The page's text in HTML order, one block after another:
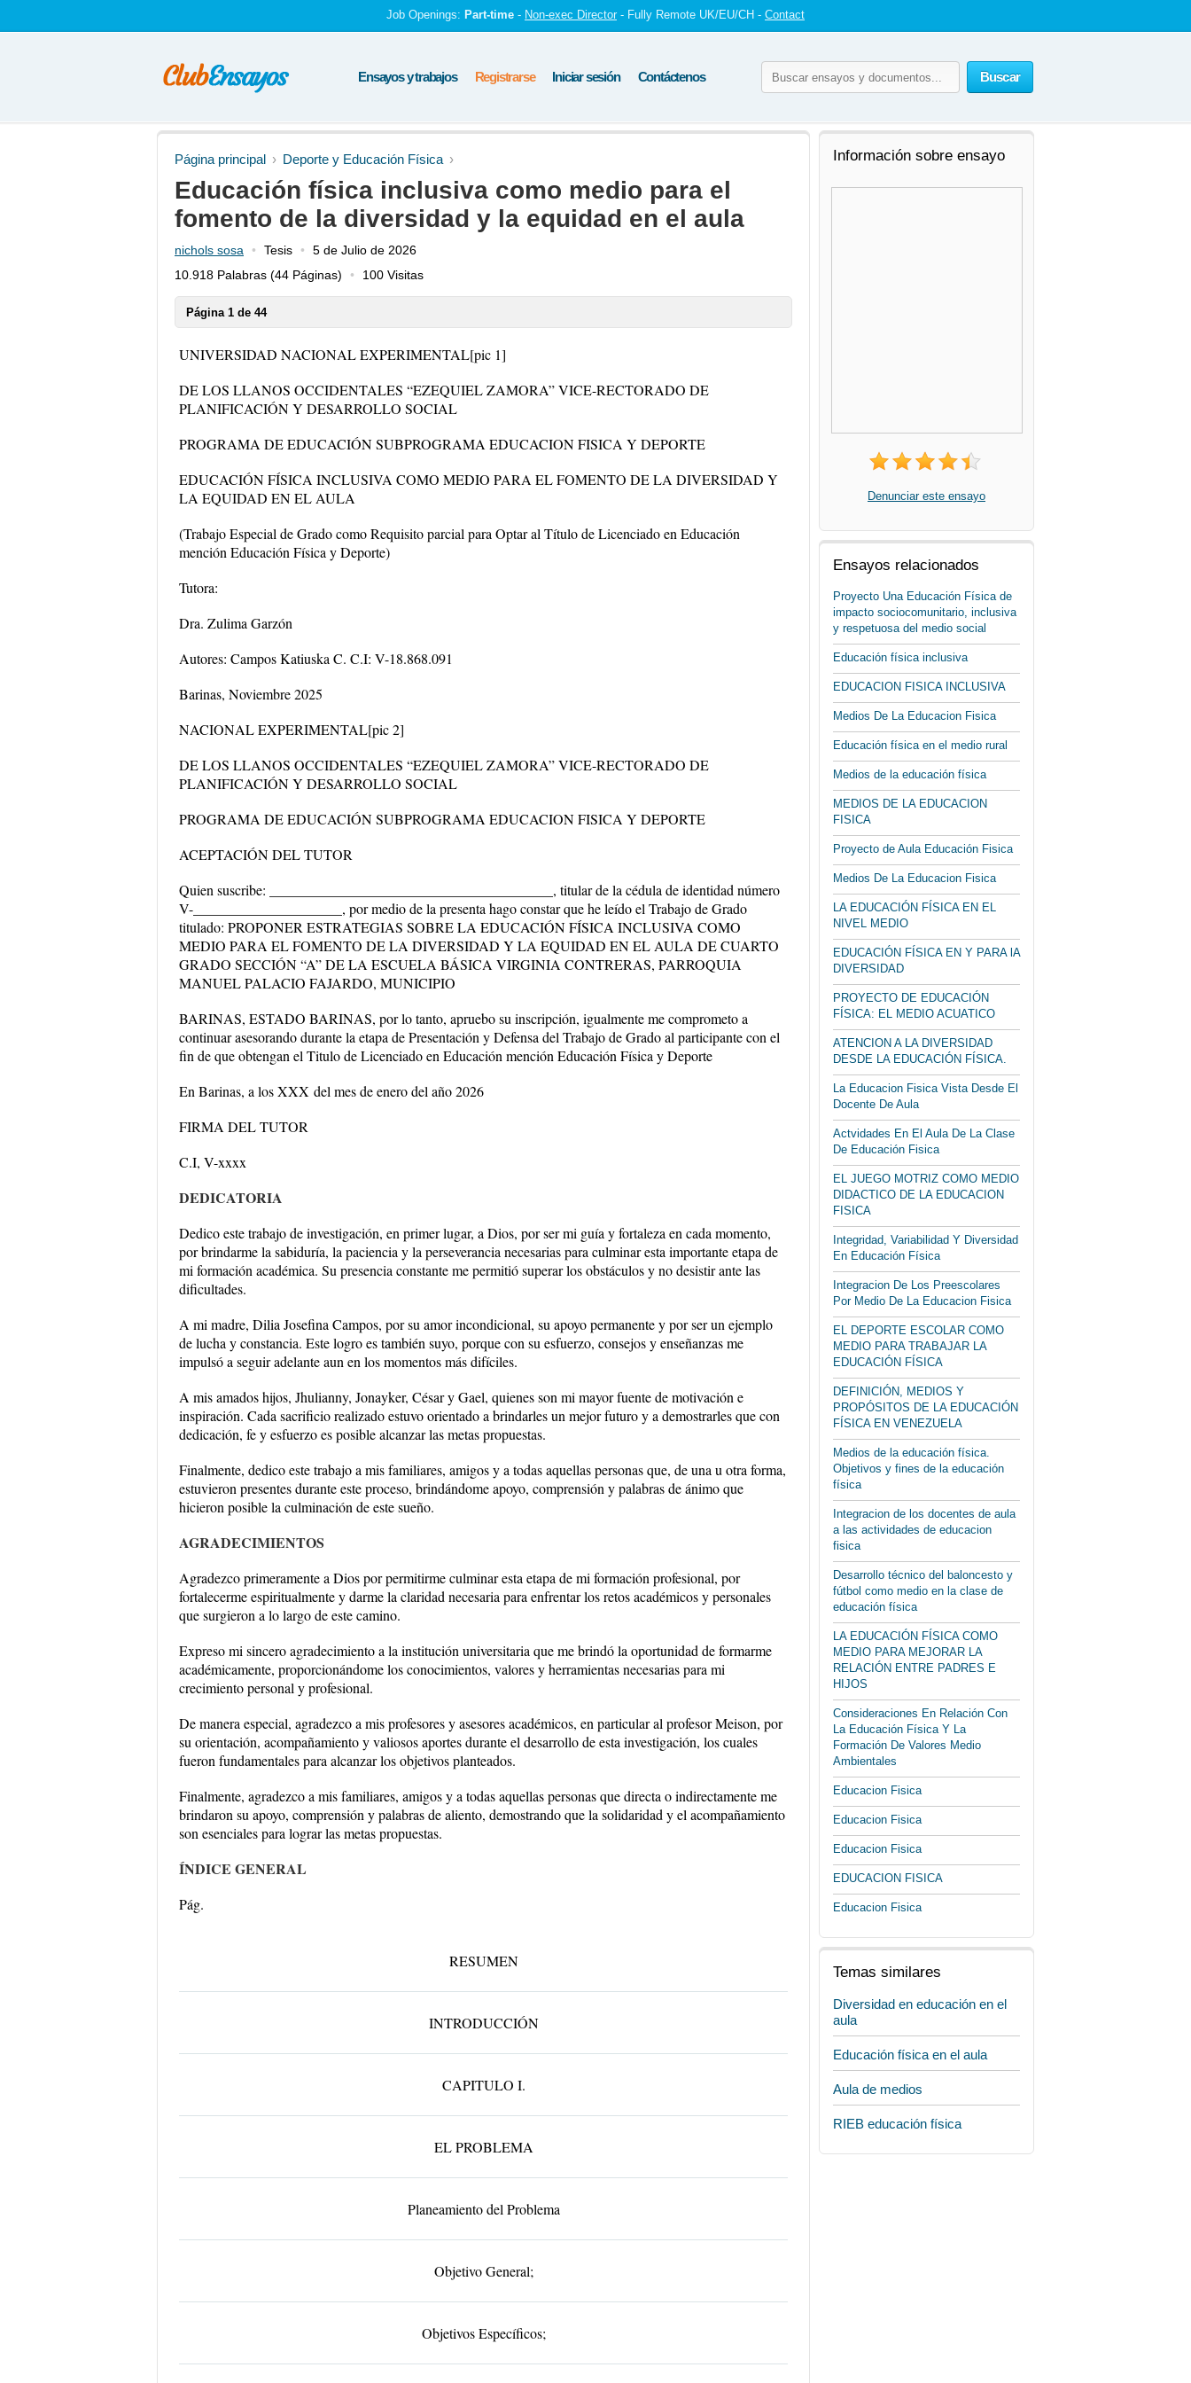
Job Openings: Part-time - Non-exec Director - Fully Remote UK/EU/CH - Contact
Buscar
Ensayos y trabajos Registrarse Iniciar sesión Contáctenos
Página principal Deporte y Educación Física
Educación física inclusiva como medio para el
fomento de la diversidad y la equidad en el aula
nichols sosa Tesis
5 de Julio de 2026
10.918 Palabras (44 Páginas) 100 Visitas
Página 1 de 44
UNIVERSIDAD NACIONAL EXPERIMENTAL[pic 1]
DE LOS LLANOS OCCIDENTALES “EZEQUIEL ZAMORA” VICE-RECTORADO DE
PLANIFICACIÓN Y DESARROLLO SOCIAL
PROGRAMA DE EDUCACIÓN SUBPROGRAMA EDUCACION FISICA Y DEPORTE
EDUCACIÓN FÍSICA INCLUSIVA COMO MEDIO PARA EL FOMENTO DE LA DIVERSIDAD Y
LA EQUIDAD EN EL AULA
(Trabajo Especial de Grado como Requisito parcial para Optar al Título de Licenciado en Educación
mención Educación Física y Deporte)
Tutora:
Dra. Zulima Garzón
Autores: Campos Katiuska C. C.I: V-18.868.091
Barinas, Noviembre 2025
NACIONAL EXPERIMENTAL[pic 2]
DE LOS LLANOS OCCIDENTALES “EZEQUIEL ZAMORA” VICE-RECTORADO DE
PLANIFICACIÓN Y DESARROLLO SOCIAL
PROGRAMA DE EDUCACIÓN SUBPROGRAMA EDUCACION FISICA Y DEPORTE
ACEPTACIÓN DEL TUTOR
Quien suscribe:
________________________________________, titular de la cédula de identidad número
V-_____________________, por medio de la presenta hago constar que he leído el Trabajo de Grado
titulado: PROPONER ESTRATEGIAS SOBRE LA EDUCACIÓN FÍSICA INCLUSIVA COMO
MEDIO PARA EL FOMENTO DE LA DIVERSIDAD Y LA EQUIDAD EN EL AULA DE CUARTO
GRADO SECCIÓN “A” DE LA ESCUELA BÁSICA VIRGINIA CONTRERAS, PARROQUIA
MANUEL PALACIO FAJARDO, MUNICIPIO
BARINAS, ESTADO BARINAS, por lo tanto, apruebo su inscripción, igualmente me comprometo a
continuar asesorando durante la etapa de Presentación y Defensa del Trabajo de Grado al participante con el
fin de que obtengan el Titulo deLicenciado en Educación mención Educación Física y Deporte
En Barinas, a losXXX del mes de enero del año 2026
FIRMA DEL TUTOR
C.I, V-xxxx
DEDICATORIA
Dedico este trabajo de investigación, en primer lugar, a Dios, por ser mi guía y fortaleza en cada momento,
por brindarme la sabiduría, la paciencia y la perseverancia necesarias para culminar esta importante etapa de
mi formación académica. Su presencia constante me permitió superar los obstáculos y no desistir ante las
dificultades.
A mi madre, Dilia Josefina Campos, por su amor incondicional, su apoyo permanente y por ser un ejemplo
de lucha y constancia. Este logro es también suyo, porque con su esfuerzo, consejos y enseñanzas me
impulsó a seguir adelante aun en los momentos más difíciles.
A mis amados hijos, Jhulianny, Jonayker, César y Gael, quienes son mi mayor fuente de motivación e
inspiración. Cada sacrificio realizado estuvo orientado a brindarles un mejor futuro y a demostrarles que con
dedicación, fe y esfuerzo es posible alcanzar las metas propuestas.
Finalmente, dedico este trabajo a mis familiares, amigos y a todas aquellas personas que, de una u otra forma,
estuvieron presentes durante este proceso, brindándome apoyo, comprensión y palabras de ánimo que
hicieron posible la culminación de este sueño.
AGRADECIMIENTOS
Agradezco primeramente a Dios por permitirme culminar esta etapa de mi formación profesional, por
fortalecerme espiritualmente y darme la claridad necesaria para enfrentar los retos académicos y personales
que surgieron a lo largo de este camino.
Expreso mi sincero agradecimiento a la institución universitaria que me brindó la oportunidad de formarme
académicamente, proporcionándome los conocimientos, valores y herramientas necesarias para mi
crecimiento personal y profesional.
De manera especial, agradezco a mis profesores y asesores académicos, en particular al profesor Meison, por
su orientación, acompañamiento y valiosos aportes durante el desarrollo de esta investigación, los cuales
fueron fundamentales para alcanzar los objetivos planteados.
Finalmente, agradezco a mis familiares, amigos y a todas aquellas personas que directa o indirectamente me
brindaron su apoyo, comprensión y palabras de aliento, demostrando que la solidaridad y el acompañamiento
son esenciales para lograr las metas propuestas.
ÍNDICE GENERAL
Pág.
RESUMEN
INTRODUCCIÓN
CAPITULO I.
EL PROBLEMA
Planeamiento del Problema
Objetivo General;
Objetivos Específicos;
Información sobre ensayo
Denunciar este ensayo
Ensayos relacionados
Proyecto Una Educación Física de
impacto sociocomunitario, inclusiva
y respetuosa del medio social
Educación física inclusiva
EDUCACION FISICA INCLUSIVA
Medios De La Educacion Fisica
Educación física en el medio rural
Medios de la educación física
MEDIOS DE LA EDUCACION
FISICA
Proyecto de Aula Educación Fisica
Medios De La Educacion Fisica
LA EDUCACIÓN FÍSICA EN EL
NIVEL MEDIO
EDUCACIÓN FÍSICA EN Y PARA lA
DIVERSIDAD
PROYECTO DE EDUCACIÓN
FÍSICA: EL MEDIO ACUATICO
ATENCION A LA DIVERSIDAD
DESDE LA EDUCACIÓN FÍSICA.
La Educacion Fisica Vista Desde El
Docente De Aula
Actvidades En El Aula De La Clase
De Educación Fisica
EL JUEGO MOTRIZ COMO MEDIO
DIDACTICO DE LA EDUCACION
FISICA
Integridad, Variabilidad Y Diversidad
En Educación Física
Integracion De Los Preescolares
Por Medio De La Educacion Fisica
EL DEPORTE ESCOLAR COMO
MEDIO PARA TRABAJAR LA
EDUCACIÓN FÍSICA
DEFINICIÓN, MEDIOS Y
PROPÓSITOS DE LA EDUCACIÓN
FÍSICA EN VENEZUELA
Medios de la educación física.
Objetivos y fines de la educación
física
Integracion de los docentes de aula
a las actividades de educacion
fisica
Desarrollo técnico del baloncesto y
fútbol como medio en la clase de
educación física
LA EDUCACIÓN FÍSICA COMO
MEDIO PARA MEJORAR LA
RELACIÓN ENTRE PADRES E
HIJOS
Consideraciones En Relación Con
La Educación Física Y La
Formación De Valores Medio
Ambientales
Educacion Fisica
Educacion Fisica
Educacion Fisica
EDUCACION FISICA
Educacion Fisica
Temas similares
Diversidad en educación en el
aula
Educación física en el aula
Aula de medios
RIEB educación física